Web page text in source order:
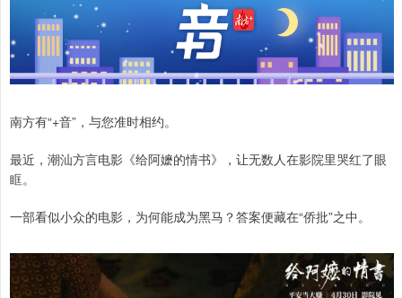
南方有“+音”，与您准时相约。
最近，潮汕方言电影《给阿嬷的情书》，让无数人在影院里哭红了眼
眶。
一部看似小众的电影，为何能成为黑马？答案便藏在“侨批”之中。